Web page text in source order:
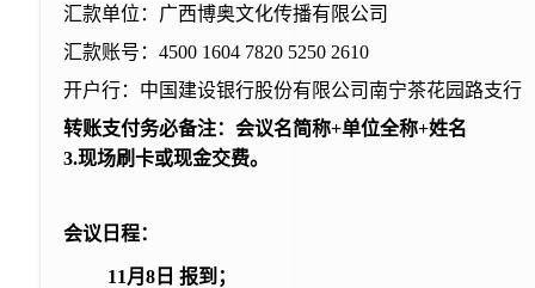
汇款单位：广西博奥文化传播有限公司
汇款账号： 4500 1604 7820 5250 2610
开户行：中国建设银行股份有限公司南宁茶花园路支行
转账支付务必备注： 会议名简称+单位全称+姓名
3.现场刷卡或现金交费。
会议日程：
11月8日 报到；